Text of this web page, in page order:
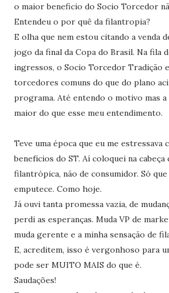
o maior beneficio do Socio Torcedor
Entendeu o por quê da filantropia?
E olha que nem estou citando a venda
jogo da final da Copa do Brasil. Na fila
ingressos, o Socio Torcedor Tradição
torcedores comuns do que do plano
programa. Até entendo o motivo mas
maior do que esse meu entendimento.
Teve uma época que eu me estressava
benefícios do ST. Aí coloquei na cabeça
filantrópica, não de consumidor. Só
emputece. Como hoje.
Já ouvi tanta promessa vazia, de
perdi as esperanças. Muda VP de
muda gerente e a minha sensação de
E, acreditem, isso é vergonhoso para
pode ser MUITO MAIS do que é.
Saudações!